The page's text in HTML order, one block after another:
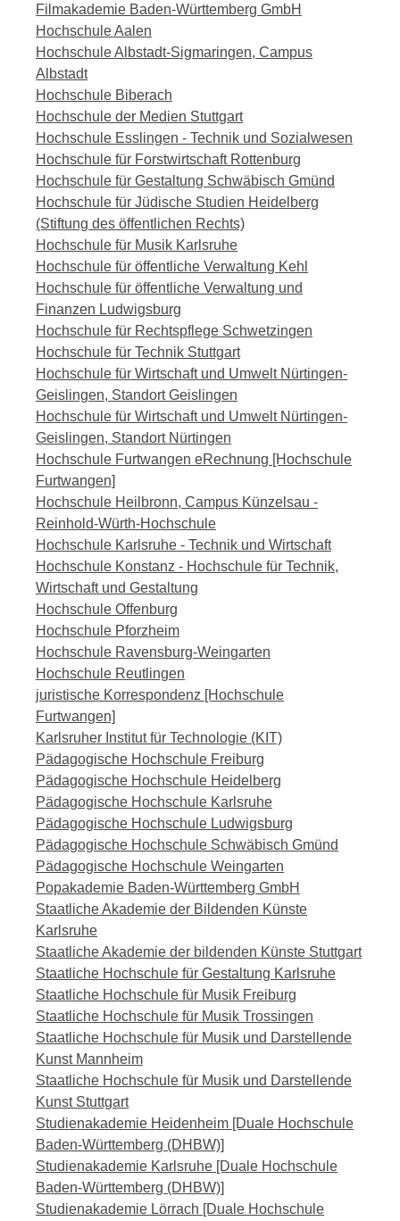
Filmakademie Baden-Württemberg GmbH
Hochschule Aalen
Hochschule Albstadt-Sigmaringen, Campus
Albstadt
Hochschule Biberach
Hochschule der Medien Stuttgart
Hochschule Esslingen - Technik und Sozialwesen
Hochschule für Forstwirtschaft Rottenburg
Hochschule für Gestaltung Schwäbisch Gmünd
Hochschule für Jüdische Studien Heidelberg
(Stiftung des öffentlichen Rechts)
Hochschule für Musik Karlsruhe
Hochschule für öffentliche Verwaltung Kehl
Hochschule für öffentliche Verwaltung und
Finanzen Ludwigsburg
Hochschule für Rechtspflege Schwetzingen
Hochschule für Technik Stuttgart
Hochschule für Wirtschaft und Umwelt Nürtingen-
Geislingen, Standort Geislingen
Hochschule für Wirtschaft und Umwelt Nürtingen-
Geislingen, Standort Nürtingen
Hochschule Furtwangen eRechnung [Hochschule
Furtwangen]
Hochschule Heilbronn, Campus Künzelsau -
Reinhold-Würth-Hochschule
Hochschule Karlsruhe - Technik und Wirtschaft
Hochschule Konstanz - Hochschule für Technik,
Wirtschaft und Gestaltung
Hochschule Offenburg
Hochschule Pforzheim
Hochschule Ravensburg-Weingarten
Hochschule Reutlingen
juristische Korrespondenz [Hochschule
Furtwangen]
Karlsruher Institut für Technologie (KIT)
Pädagogische Hochschule Freiburg
Pädagogische Hochschule Heidelberg
Pädagogische Hochschule Karlsruhe
Pädagogische Hochschule Ludwigsburg
Pädagogische Hochschule Schwäbisch Gmünd
Pädagogische Hochschule Weingarten
Popakademie Baden-Württemberg GmbH
Staatliche Akademie der Bildenden Künste
Karlsruhe
Staatliche Akademie der bildenden Künste Stuttgart
Staatliche Hochschule für Gestaltung Karlsruhe
Staatliche Hochschule für Musik Freiburg
Staatliche Hochschule für Musik Trossingen
Staatliche Hochschule für Musik und Darstellende
Kunst Mannheim
Staatliche Hochschule für Musik und Darstellende
Kunst Stuttgart
Studienakademie Heidenheim [Duale Hochschule
Baden-Württemberg (DHBW)]
Studienakademie Karlsruhe [Duale Hochschule
Baden-Württemberg (DHBW)]
Studienakademie Lörrach [Duale Hochschule